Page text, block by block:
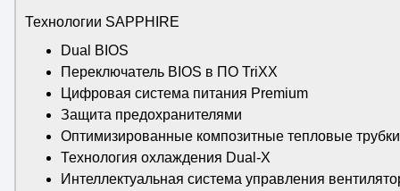
Технологии SAPPHIRE
Dual BIOS
Переключатель BIOS в ПО TriXX
Цифровая система питания Premium
Защита предохранителями
Оптимизированные композитные тепловые трубки
Технология охлаждения Dual-X
Интеллектуальная система управления